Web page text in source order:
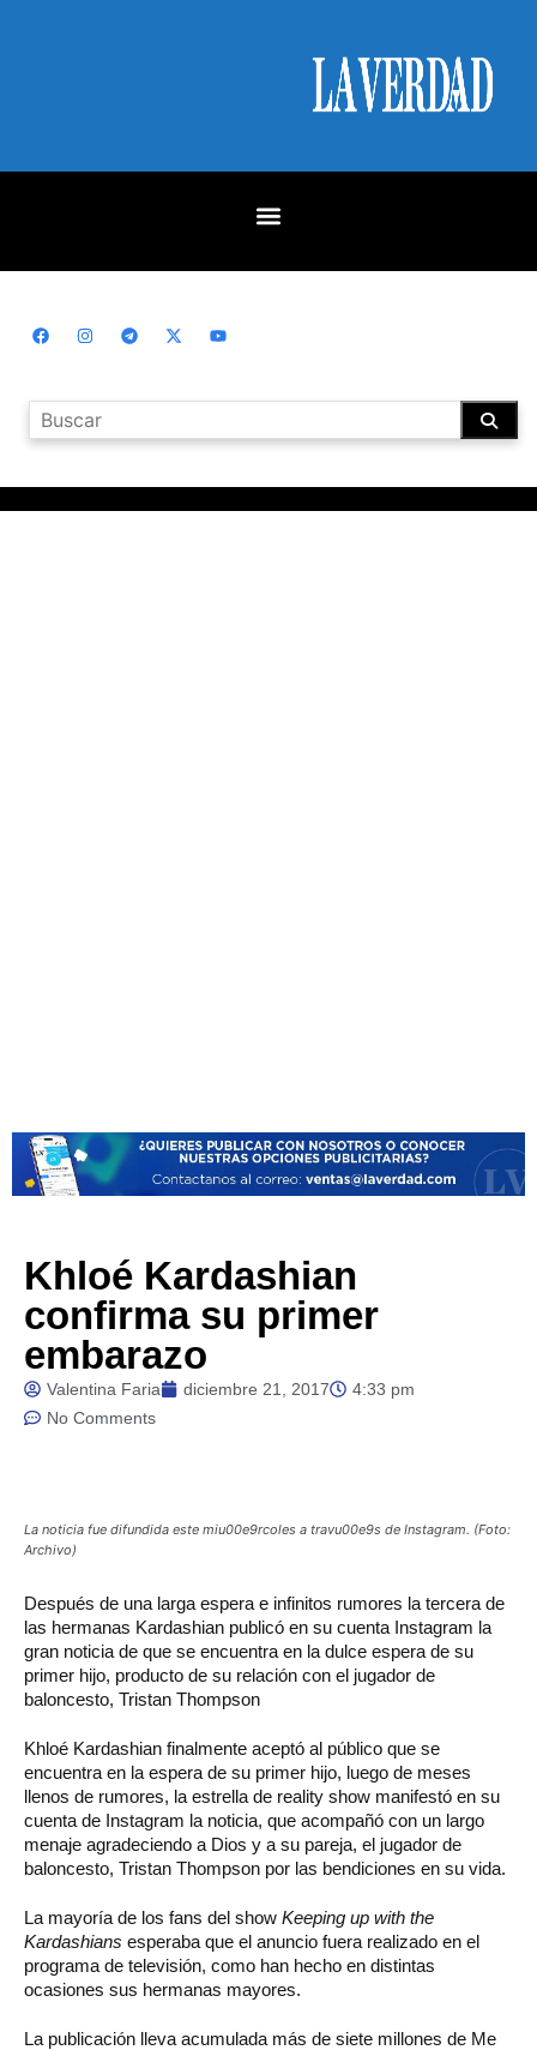
Khloé Kardashian
confirma su primer
embarazo
Valentina Faria diciembre 21, 2017
4:33 pm
No Comments
La noticia fue difundida este miu00e9rcoles a travu00e9s de Instagram. (Foto:
Archivo)
Después de una larga espera e infinitos rumores la tercera de
las hermanas Kardashian publicó en su cuenta Instagram la
gran noticia de que se encuentra en la dulce espera de su
primer hijo, producto de su relación con el jugador de
baloncesto, Tristan Thompson
Khloé Kardashian finalmente aceptó al público que se
encuentra en la espera de su primer hijo, luego de meses
llenos de rumores, la estrella de reality show manifestó en su
cuenta de Instagram la noticia, que acompañó con un largo
menaje agradeciendo a Dios y a su pareja, el jugador de
baloncesto, Tristan Thompson por las bendiciones en su vida.
La mayoría de los fans del show Keeping up with the
Kardashians esperaba que el anuncio fuera realizado en el
programa de televisión, como han hecho en distintas
ocasiones sus hermanas mayores.
La publicación lleva acumulada más de siete millones de Me